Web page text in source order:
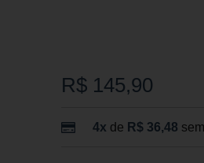
R$ 145,90
4x de R$ 36,48